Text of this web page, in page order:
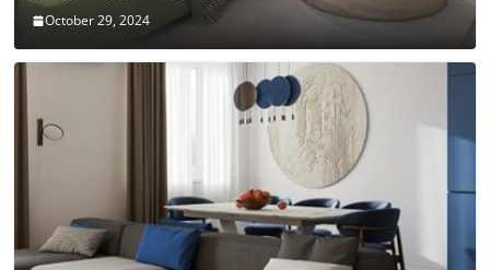
October 29, 2024